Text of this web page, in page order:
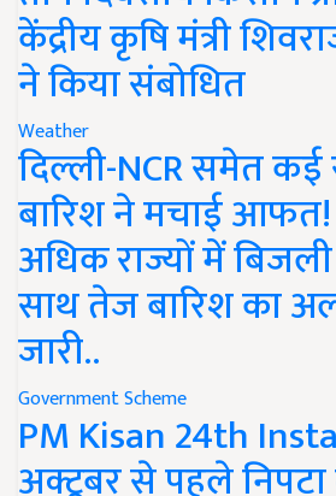
केंद्रीय कृषि मंत्री
ने किया संबोधित
Weather
दिल्ली-NCR समेत कई
बारिश ने मचाई
अधिक राज्यों में
साथ तेज बारिश का
जारी..
Government Scheme
PM Kisan 24th
अक्टूबर से पहले